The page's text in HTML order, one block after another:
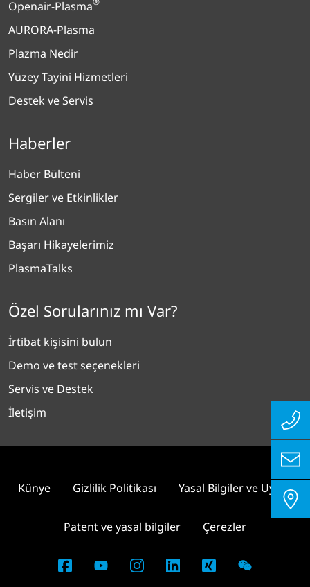
Openair-Plasma
AURORA-Plasma
Plazma Nedir
Yüzey Tayini Hizmetleri
Destek ve Servis
Haberler
Haber Bülteni
Sergiler ve Etkinlikler
Basın Alanı
Başarı Hikayelerimiz
PlasmaTalks
Özel Sorularınız mı Var?
İrtibat kişisini bulun
Demo ve test seçenekleri
Servis ve Destek
İletişim
Künye Gizlilik Politikası Yasal Bilgiler ve Uyum
Patent ve yasal bilgiler Çerezler